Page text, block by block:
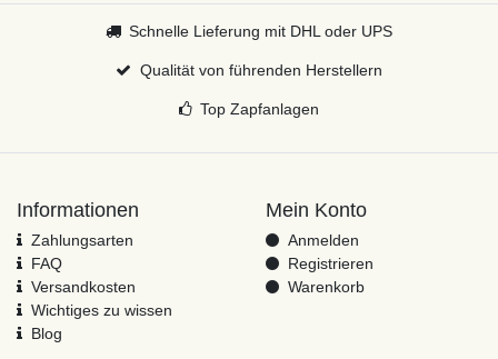
Schnelle Lieferung mit DHL oder UPS
Qualität von führenden Herstellern
Top Zapfanlagen
Informationen
Zahlungsarten
FAQ
Versandkosten
Wichtiges zu wissen
Blog
Mein Konto
Anmelden
Registrieren
Warenkorb